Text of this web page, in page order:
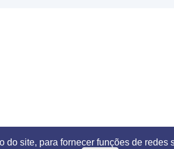
site, para fornecer funções de